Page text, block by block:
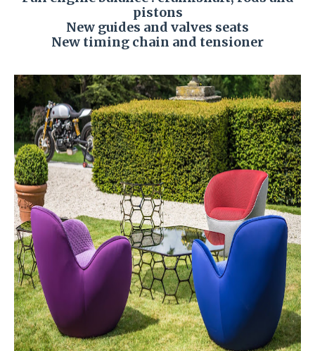
pistons
New guides and valves seats
New timing chain and tensioner